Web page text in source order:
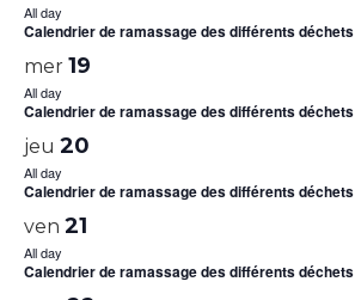
All day
Calendrier de ramassage des différents déchets
mer 19
All day
Calendrier de ramassage des différents déchets
jeu 20
All day
Calendrier de ramassage des différents déchets
ven 21
All day
Calendrier de ramassage des différents déchets